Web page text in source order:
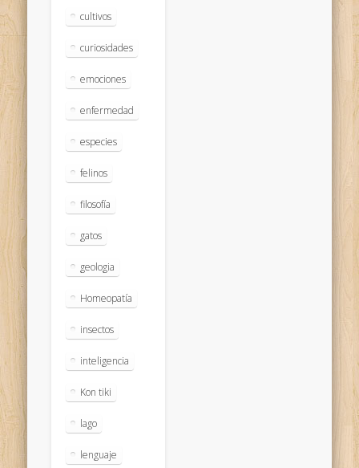
cultivos
curiosidades
emociones
enfermedad
especies
felinos
filosofía
gatos
geologia
Homeopatía
insectos
inteligencia
Kon tiki
lago
lenguaje